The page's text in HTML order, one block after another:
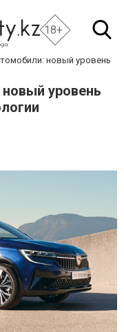
18+
новый уровень
уровень